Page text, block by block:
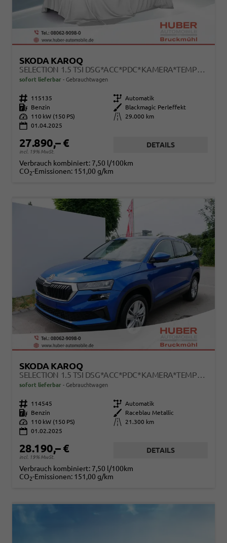
SKODA KAROQ
SELECTION 1.5 TSI DSG*ACC*PDC*KAMERA*TEMPOMAT*LED*SMARTLINK*KLIMA*RADIO*17-ZOLL
sofort lieferbar Gebrauchtwagen
Fahrzeugnr. 115135 Getriebe Automatik
Kraftstoff
Benzin Außenfarbe
Blackmagic Perleffekt
Leistung
110 kW (150 PS) Kilometerstand
29.000 km
01.04.2025
27.890,– €
incl. 19% MwSt.
DETAILS
Verbrauch kombiniert: 7,50 l/100km
CO2-Emissionen: 151,00 g/km
SKODA KAROQ
SELECTION 1.5 TSI DSG*ACC*PDC*KAMERA*TEMPOMAT*LED*SMARTLINK*KLIMA*RADIO*17-ZOLL
sofort lieferbar Gebrauchtwagen
Fahrzeugnr. 114545 Getriebe Automatik
Kraftstoff
Benzin Außenfarbe
Raceblau Metallic
Leistung
110 kW (150 PS) Kilometerstand
21.300 km
01.02.2025
28.190,– €
incl. 19% MwSt.
DETAILS
Verbrauch kombiniert: 7,50 l/100km
CO2-Emissionen: 151,00 g/km